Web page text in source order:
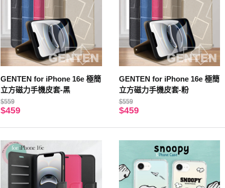
GENTEN for iPhone 16e 極簡
立方磁力手機皮套-黑
$559
$459
GENTEN for iPhone 16e 極簡
立方磁力手機皮套-粉
$559
$459